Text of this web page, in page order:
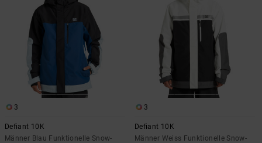
3
Defiant 10K
Männer Blau Funktionelle Snow-
3
Defiant 10K
Männer Weiss Funktionelle Snow-